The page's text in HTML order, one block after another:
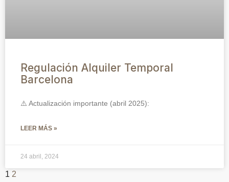
Regulación Alquiler Temporal
Barcelona
⚠️ Actualización importante (abril 2025):
LEER MÁS »
24 abril, 2024
1 2